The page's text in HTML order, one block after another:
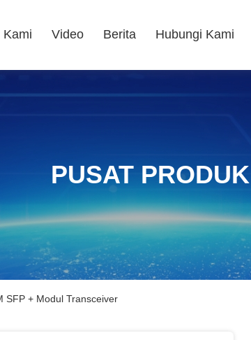
Kami Video Berita Hubungi Kami
PUSAT PRODUK
SFP + Modul Transceiver